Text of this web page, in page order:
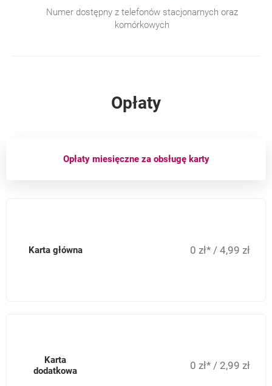
Numer dostępny z telefonów stacjonarnych oraz
komórkowych
Opłaty
Opłaty miesięczne za obsługę karty
Karta główna 0 zł* / 4,99 zł
Karta
dodatkowa
0 zł* / 2,99 zł